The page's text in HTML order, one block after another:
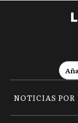
NOTICIAS POR